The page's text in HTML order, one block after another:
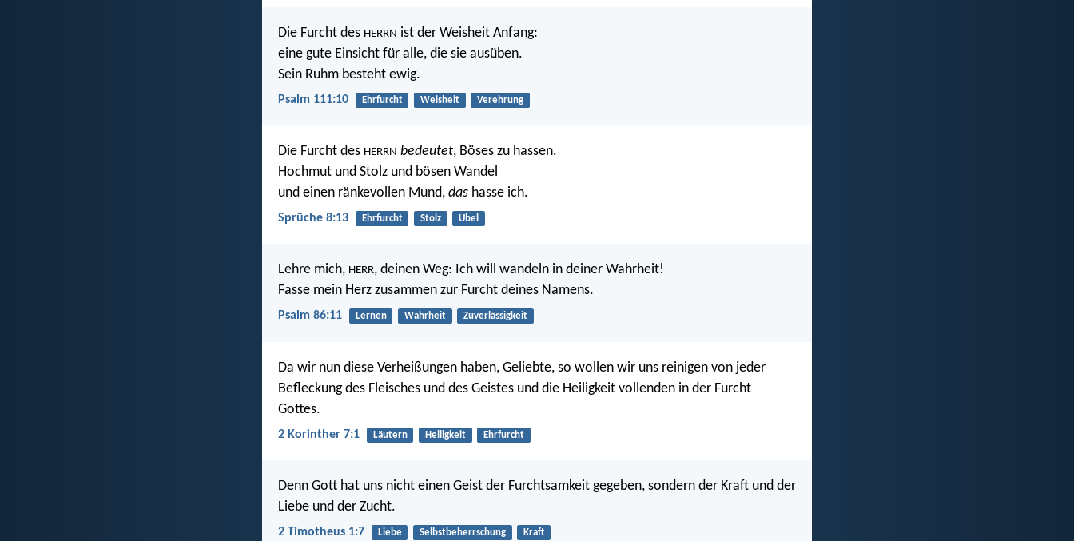
Die Furcht des HERRN ist der Weisheit Anfang:
eine gute Einsicht für alle, die sie ausüben.
Sein Ruhm besteht ewig.
Psalm 111:10 Ehrfurcht Weisheit Verehrung
Die Furcht des HERRN bedeutet, Böses zu hassen.
Hochmut und Stolz und bösen Wandel
und einen ränkevollen Mund, das hasse ich.
Sprüche 8:13 Ehrfurcht Stolz Übel
Lehre mich, HERR, deinen Weg: Ich will wandeln in deiner Wahrheit!
Fasse mein Herz zusammen zur Furcht deines Namens.
Psalm 86:11 Lernen Wahrheit Zuverlässigkeit
Da wir nun diese Verheißungen haben, Geliebte, so wollen wir uns reinigen von jeder
Befleckung des Fleisches und des Geistes und die Heiligkeit vollenden in der Furcht
Gottes.
2 Korinther 7:1 Läutern Heiligkeit Ehrfurcht
Denn Gott hat uns nicht einen Geist der Furchtsamkeit gegeben, sondern der Kraft und der
Liebe und der Zucht.
2 Timotheus 1:7 Liebe Selbstbeherrschung Kraft